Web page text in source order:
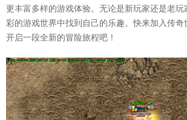
更丰富多样的游戏体验。无论是新玩家还是老
彩的游戏世界中找到自己的乐趣。快来加入传奇
开启一段全新的冒险旅程吧！